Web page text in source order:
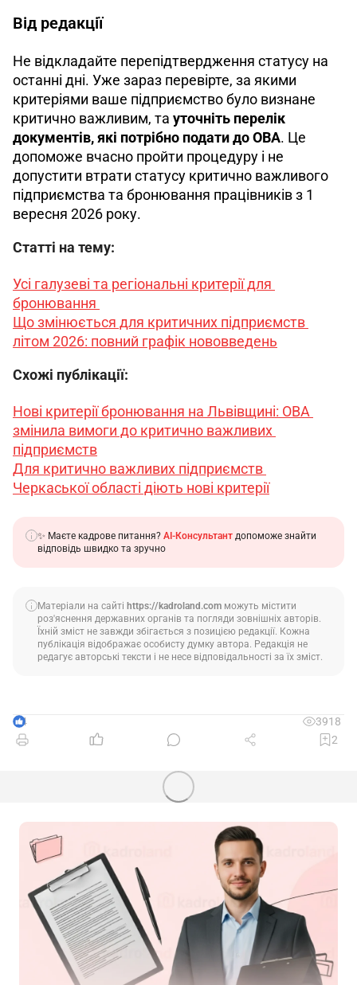
Від редакції
Не відкладайте перепідтвердження статусу на
останні дні. Уже зараз перевірте, за якими
критеріями ваше підприємство було визнане
критично важливим, та уточніть перелік
документів, які потрібно подати до ОВА. Це
допоможе вчасно пройти процедуру і не
допустити втрати статусу критично важливого
підприємства та бронювання працівників з 1
вересня 2026 року.
Статті на тему:
Усі галузеві та регіональні критерії для
бронювання
Що змінюється для критичних підприємств
літом 2026: повний графік нововведень
Схожі публікації:
Нові критерії бронювання на Львівщині: ОВА
змінила вимоги до критично важливих
підприємств
Для критично важливих підприємств
Черкаської області діють нові критерії
✨ Маєте кадрове питання? AI-Консультант допоможе знайти
відповідь швидко та зручно
Матеріали на сайті https://kadroland.com можуть містити
роз'яснення державних органів та погляди зовнішніх авторів.
Їхній зміст не завжди збігається з позицією редакції. Кожна
публікація відображає особисту думку автора. Редакція не
редагує авторські тексти і не несе відповідальності за їх зміст.
4
3918
2